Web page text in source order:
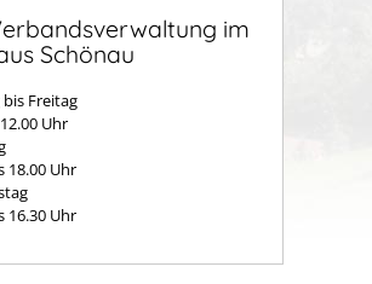
im
Schönau
Freitag
Uhr
18.00 Uhr
16.30 Uhr